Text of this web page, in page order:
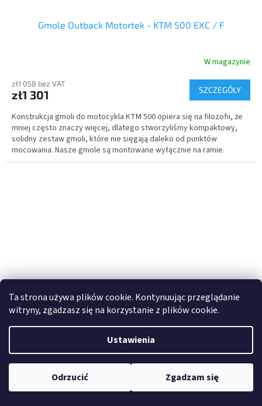
Ta strona używa plików cookie. Kontynuując przeglądanie
witryny, zgadzasz się na korzystanie z plików cookie.
Ustawienia
Odrzucić Zgadzam się
Gmole Outback Motortek - KTM 500 EXC / F
W magazynie
zł1 058 bez VAT
zł1 301 SZCZEGÓŁY
Konstrukcja gmoli do motocykla KTM 500 opiera się na filozofii, że
mniej często znaczy więcej, dlatego stworzyliśmy kompaktowy,
solidny zestaw gmoli, które nie sięgają daleko od punktów
mocowania. Nasze gmole są montowane wyłącznie na ramie.